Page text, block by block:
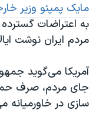
مایک پمپئو وزیر
مردم ایران نوشت
آمریکا می‌گوید
جای مردم، صرف
سازی در خاورمیانه